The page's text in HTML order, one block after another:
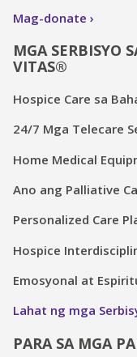
Mag-donate
MGA SERBISYO
VITAS®
Hospice Care sa
24/7 Mga Telecare
Home Medical
Ano ang Palliative
Personalized Care
Hospice
Emosyonal at
Lahat ng mga
PARA SA MGA